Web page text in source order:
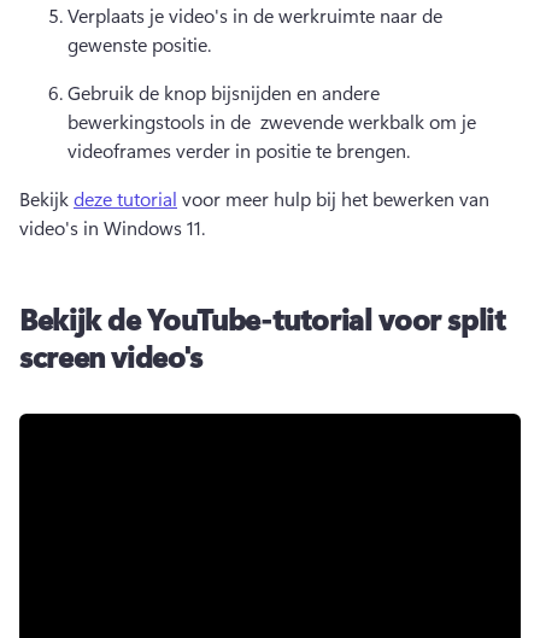
Verplaats je video's in de werkruimte naar de
gewenste positie.
Gebruik de knop bijsnijden en andere
bewerkingstools in de zwevende werkbalk om je
videoframes verder in positie te brengen.
Bekijk deze tutorial voor meer hulp bij het bewerken van
video's in Windows 11.
Bekijk de YouTube-tutorial voor split
screen video's